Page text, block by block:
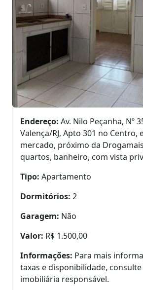
Endereço: Av. Nilo Peçanha, Nº
Valença/RJ, Apto 301 no Centro,
mercado, próximo da
quartos, banheiro, com vista
Tipo: Apartamento
Dormitórios: 2
Garagem: Não
Valor: R$ 1.500,00
Informações: Para mais
taxas e disponibilidade, consulte
imobiliária responsável.